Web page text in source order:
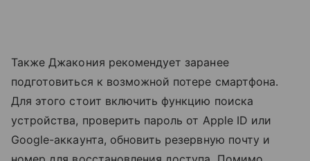
Также Джакония рекомендует заранее
подготовиться к возможной потере смартфона.
Для этого стоит включить функцию поиска
устройства, проверить пароль от Apple ID или
Google-аккаунта, обновить резервную почту и